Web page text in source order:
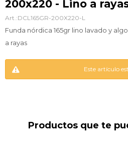
200x220 - Lino a
DCL165GR-200X220-L
Funda nórdica 165gr lino lavado y
a rayas
Este artículo
Productos que te